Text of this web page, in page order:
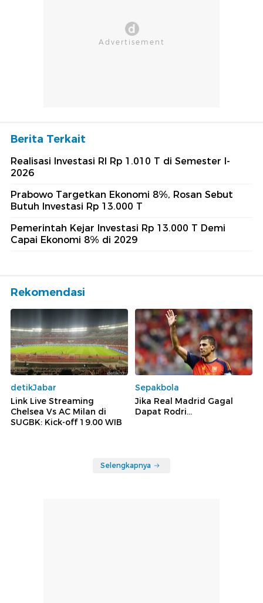
Berita Terkait
Realisasi Investasi RI Rp 1.010 T di Semester I-
2026
Prabowo Targetkan Ekonomi 8%, Rosan Sebut
Butuh Investasi Rp 13.000 T
Pemerintah Kejar Investasi Rp 13.000 T Demi
Capai Ekonomi 8% di 2029
Rekomendasi
detikJabar
Link Live Streaming
Chelsea Vs AC Milan di
SUGBK: Kick-off 19.00 WIB
Sepakbola
Jika Real Madrid Gagal
Dapat Rodri...
Selengkapnya